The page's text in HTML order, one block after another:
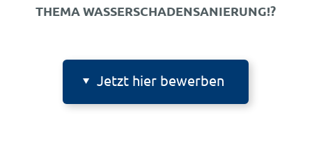
THEMA WASSERSCHADENSANIERUNG!?
Jetzt hier bewerben